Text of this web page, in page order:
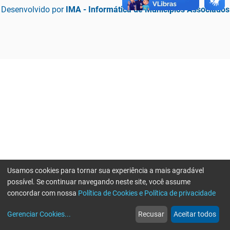
Desenvolvido por IMA - Informática de Municípios Associados
web
Notícias
more_horiz
Mais
Usamos cookies para tornar sua experiência a mais agradável
possível. Se continuar navegando neste site, você assume
concordar com nossa Política de Cookies e Política de privacidade
Gerenciar Cookies... Recusar Aceitar todos
Erro ao enviar informações, por favor tente novamente